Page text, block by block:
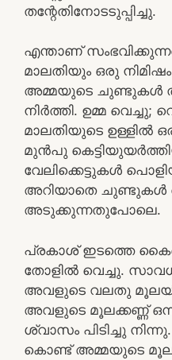
തന്റേതിനോടടുപ്പിച്ചു.
എന്താണ്
മാലതിയും ഒരു
അമ്മയുടെ ചുണ്ടുകൾ
നിർത്തി. ഉമ്മ വെച്ചു;
മാലതിയുടെ ഉള്ളിൽ
മുൻപു
വേലിക്കെട്ടുകൾ
അറിയാതെ ചുണ്ടുകൾ
അടുക്കുന്നതുപോലെ.
പ്രകാശ് ഇടത്തെ
തോളിൽ വെച്ചു.
അവളുടെ വലതു
അവളുടെ മൂലക്കണ്ണ്
ശ്വാസം പിടിച്ചു
കൊണ്ട് അമ്മയുടെ